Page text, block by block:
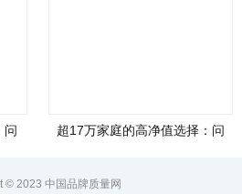
问
超17万家庭的高净值选择：问
© 2023 中国品牌质量网